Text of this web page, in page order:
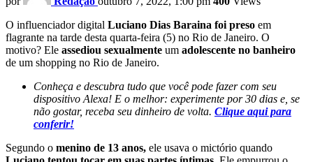
O influenciador digital Luciano Dias Baraina foi preso em
flagrante na tarde desta quarta-feira (5) no Rio de Janeiro. O
motivo? Ele assediou sexualmente um adolescente no banheiro
de um shopping no Rio de Janeiro.
Conheça e descubra tudo que você pode fazer com seu
dispositivo Alexa! E o melhor: experimente por 30 dias e, se
não gostar, receba seu dinheiro de volta. Clique aqui para
conferir!
Segundo o menino de 13 anos, ele usava o mictório quando